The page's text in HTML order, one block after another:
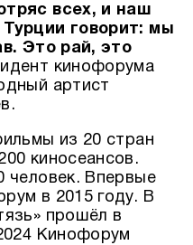
всех, и наш
говорит: мы
Это рай, это
кинофорума
артист
из 20 стран
киносеансов.
человек. Впервые
в 2015 году. В
прошёл в
Кинофорум